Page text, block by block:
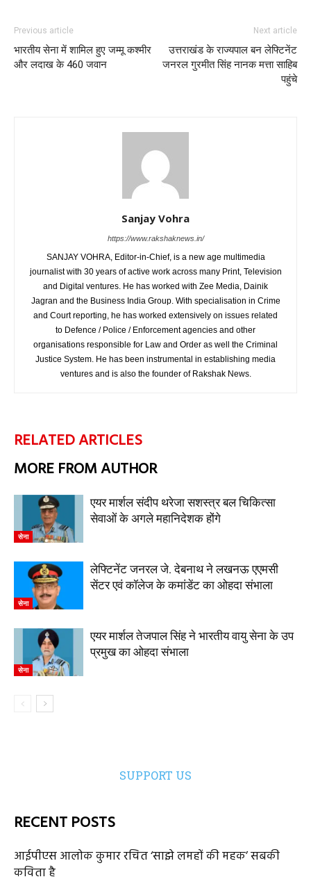
Previous article
भारतीय सेना में शामिल हुए जम्मू कश्मीर
और लदाख के 460 जवान
Next article
उत्तराखंड के राज्यपाल बन लेफ्टिनेंट
जनरल गुरमीत सिंह नानक मत्ता साहिब
पहुंचे
Sanjay Vohra
https://www.rakshaknews.in/
SANJAY VOHRA, Editor-in-Chief, is a new age multimedia
journalist with 30 years of active work across many Print, Television
and Digital ventures. He has worked with Zee Media, Dainik
Jagran and the Business India Group. With specialisation in Crime
and Court reporting, he has worked extensively on issues related
to Defence / Police / Enforcement agencies and other
organisations responsible for Law and Order as well the Criminal
Justice System. He has been instrumental in establishing media
ventures and is also the founder of Rakshak News.
RELATED ARTICLES
MORE FROM AUTHOR
सेना
एयर मार्शल संदीप थरेजा सशस्त्र बल चिकित्सा
सेवाओं के अगले महानिदेशक होंगे
सेना
लेफ्टिनेंट जनरल जे. देबनाथ ने लखनऊ एएमसी
सेंटर एवं कॉलेज के कमांडेंट का ओहदा संभाला
सेना
एयर मार्शल तेजपाल सिंह ने भारतीय वायु सेना के उप
प्रमुख का ओहदा संभाला
SUPPORT US
RECENT POSTS
आईपीएस आलोक कुमार रचित ‘साझे लमहों की महक’ सबकी
कविता है